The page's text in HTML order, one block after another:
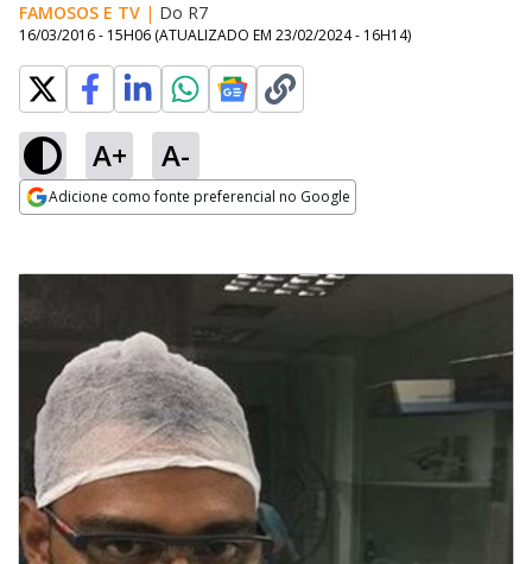
FAMOSOS E TV | Do R7
16/03/2016 - 15H06 (ATUALIZADO EM 23/02/2024 - 16H14)
A+ A-
Adicione como fonte preferencial no Google